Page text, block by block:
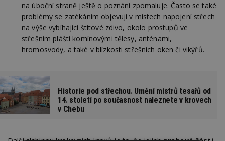
na úboční straně ještě o poznání zpomaluje. Často se také
problémy se zatékáním objevují v místech napojení střech
na výše vybíhající štítové zdivo, okolo prostupů ve
střešním plášti komínovými tělesy, anténami,
hromosvody, a také v blízkosti střešních oken či vikýřů.
Historie pod střechou. Umění mistrů tesařů od
14. století po současnost naleznete v krovech
v Chebu